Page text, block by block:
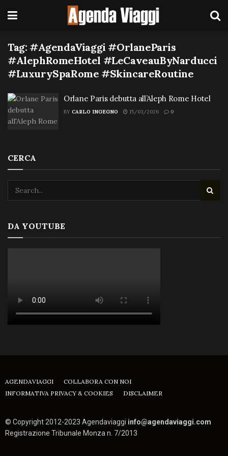
Tag: #AgendaViaggi #OrlaneParis
#AlephRomeHotel #LeCaveauByNarducci
#LuxurySpaRome #SkincareRoutine
Orlane Paris debutta all’Aleph Rome Hotel
BY CARLO INGEGNO 15/03/2026 0
CERCA
DA YOUTUBE
AGENDAVIAGGI
COLLABORA CON NOI
INFORMATIVA PRIVACY & COOKIES
DISCLAIMER
© Copyright 2012-2023 Agendaviaggi info@agendaviaggi.com
Registrazione Tribunale Monza n. 7/2013